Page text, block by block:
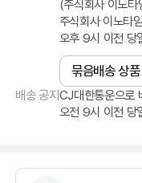
(주식회사 이노
주식회사 이노타
오후 9시 이전 당
묶음배송 상품
배송 공지 CJ대한통운으로
오전 9시 이전 당